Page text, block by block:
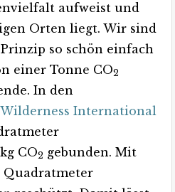
aufweist und
Orten liegt. Wir sind
Prinzip so schön einfach
einer Tonne CO2
In den
Wilderness International
CO2 gebunden. Mit
Quadratmeter